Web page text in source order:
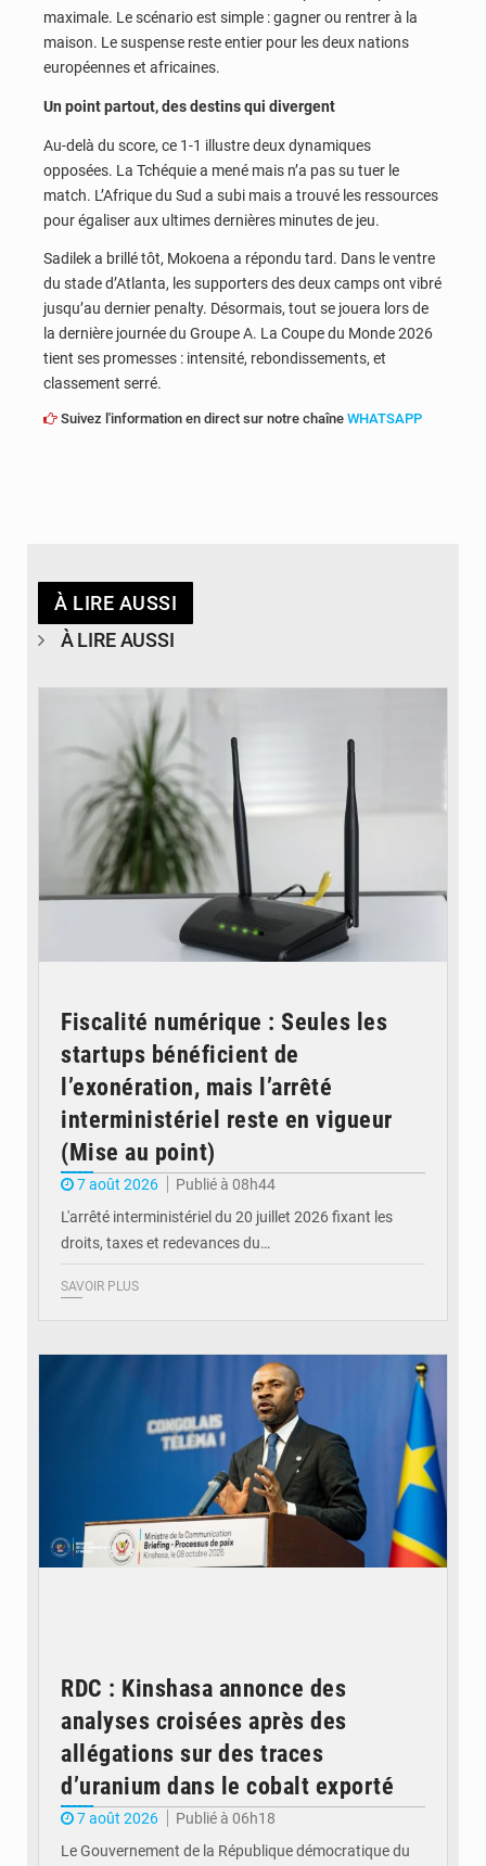
maximale. Le scénario est simple : gagner ou rentrer à la
maison. Le suspense reste entier pour les deux nations
européennes et africaines.
Un point partout, des destins qui divergent
Au-delà du score, ce 1-1 illustre deux dynamiques
opposées. La Tchéquie a mené mais n’a pas su tuer le
match. L’Afrique du Sud a subi mais a trouvé les ressources
pour égaliser aux ultimes dernières minutes de jeu.
Sadilek a brillé tôt, Mokoena a répondu tard. Dans le ventre
du stade d’Atlanta, les supporters des deux camps ont vibré
jusqu’au dernier penalty. Désormais, tout se jouera lors de
la dernière journée du Groupe A. La Coupe du Monde 2026
tient ses promesses : intensité, rebondissements, et
classement serré.
Suivez l'information en direct sur notre chaîne WHATSAPP
À LIRE AUSSI
À LIRE AUSSI
Fiscalité numérique : Seules les
startups bénéficient de
l’exonération, mais l’arrêté
interministériel reste en vigueur
(Mise au point)
7 août 2026
Publié à 08h44
L'arrêté interministériel du 20 juillet 2026 fixant les
droits, taxes et redevances du…
SAVOIR PLUS
RDC : Kinshasa annonce des
analyses croisées après des
allégations sur des traces
d’uranium dans le cobalt exporté
7 août 2026
Publié à 06h18
Le Gouvernement de la République démocratique du